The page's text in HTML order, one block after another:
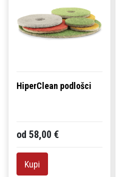
HiperClean podlošci
od 58,00 €
Kupi